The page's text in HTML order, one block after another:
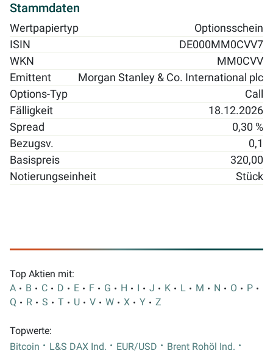
Stammdaten
Wertpapiertyp
Optionsschein
ISIN
DE000MM0CVV7
WKN
MM0CVV
Emittent
Morgan Stanley & Co. International plc
Options-Typ
Call
Fälligkeit
18.12.2026
Spread
0,30 %
Bezugsv.
0,1
Basispreis
320,00
Notierungseinheit
Stück
Top Aktien mit:
A
B C D E F G H I J K L M N O
P
Q
R S T U V W X Y Z
Topwerte:
Bitcoin
L&S DAX Ind. EUR/USD
Brent Rohöl Ind.